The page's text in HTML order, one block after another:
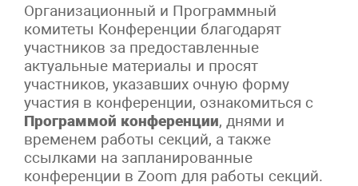
Организационный и Программный
комитеты Конференции благодарят
участников за предоставленные
актуальные материалы и просят
участников, указавших очную форму
участия в конференции, ознакомиться с
Программой конференции, днями и
временем работы секций, а также
ссылками на запланированные
конференции в Zoom для работы секций.